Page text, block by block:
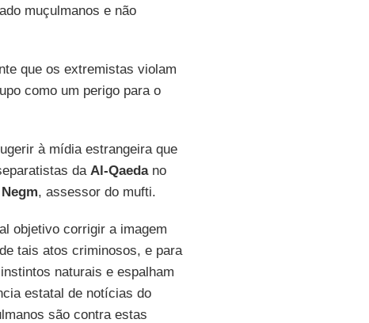
muçulmanos e não
que os extremistas violam
como um perigo para o
à mídia estrangeira que
da Al-Qaedano
, assessor do mufti.
objetivo corrigir a imagem
tais atos criminosos, e para
naturais e espalham
estatal de notícias do
são contra estas